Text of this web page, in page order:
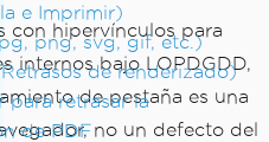
e Imprimir)
png, svg, gif, etc.)
de renderizado)
para retrasar la
de PDF
con hipervínculos para
internos bajo LOPDGDD,
de pestaña es una
no un defecto del